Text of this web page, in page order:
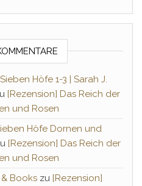
Höfe 1-3 | Sarah J.
[Rezension] Das Reich der
und Rosen
Höfe Dornen und
[Rezension] Das Reich der
und Rosen
Books zu [Rezension]